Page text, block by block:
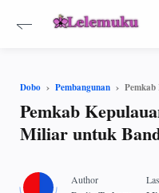
Dobo Pembangunan
Pemkab
Miliar untuk